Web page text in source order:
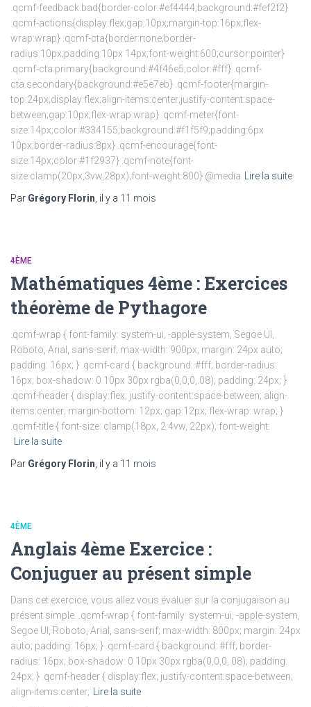
.qcmf-feedback.bad{border-color:#ef4444;background:#fef2f2}
.qcmf-actions{display:flex;gap:10px;margin-top:16px;flex-
wrap:wrap} .qcmf-cta{border:none;border-
radius:10px;padding:10px 14px;font-weight:600;cursor:pointer}
.qcmf-cta.primary{background:#4f46e5;color:#fff} .qcmf-
cta.secondary{background:#e5e7eb} .qcmf-footer{margin-
top:24px;display:flex;align-items:center;justify-content:space-
between;gap:10px;flex-wrap:wrap} .qcmf-meter{font-
size:14px;color:#334155;background:#f1f5f9;padding:6px
10px;border-radius:8px} .qcmf-encourage{font-
size:14px;color:#1f2937} .qcmf-note{font-
size:clamp(20px,3vw,28px);font-weight:800} @media
Lire la suite
Par Grégory Florin , il y a 11 mois
4ÈME
Mathématiques 4ème : Exercices
théorème de Pythagore
.qcmf-wrap { font-family: system-ui, -apple-system, Segoe UI,
Roboto, Arial, sans-serif; max-width: 900px; margin: 24px auto;
padding: 16px; } .qcmf-card { background: #fff; border-radius:
16px; box-shadow: 0 10px 30px rgba(0,0,0,.08); padding: 24px; }
.qcmf-header { display:flex; justify-content:space-between; align-
items:center; margin-bottom: 12px; gap:12px; flex-wrap: wrap; }
.qcmf-title { font-size: clamp(18px, 2.4vw, 22px); font-weight:
Lire la suite
Par Grégory Florin , il y a 11 mois
4ÈME
Anglais 4ème Exercice :
Conjuguer au présent simple
Dans cet exercice, vous allez vous évaluer sur la conjugaison au
présent simple. .qcmf-wrap { font-family: system-ui, -apple-system,
Segoe UI, Roboto, Arial, sans-serif; max-width: 800px; margin: 24px
auto; padding: 16px; } .qcmf-card { background: #fff; border-
radius: 16px; box-shadow: 0 10px 30px rgba(0,0,0,.08); padding:
24px; } .qcmf-header { display:flex; justify-content:space-between;
align-items:center;
Lire la suite